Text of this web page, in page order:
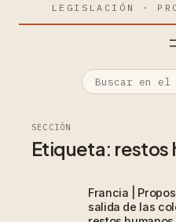
LEGISLACIÓN ·
SECCIÓN
Etiqueta: restos
Francia |
salida de las